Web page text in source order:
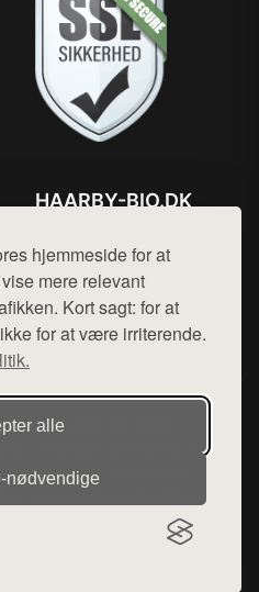
hjemmeside for at
mere relevant
Kort sagt: for at
for at være irriterende.
alle
HAARBY-BIO.DK
Mail: hej@want.dk
Cookie- og privatlivspolitik
der udgiver en række
af forskellige produkter fra
ikke varer fra denne side - vi